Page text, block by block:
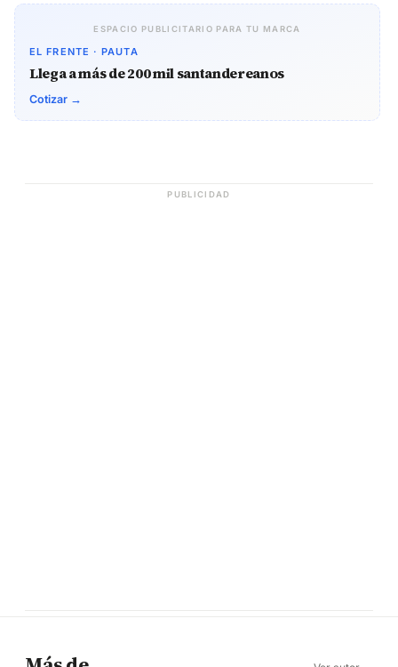
ESPACIO PUBLICITARIO PARA TU MARCA
EL FRENTE · PAUTA
Llega a más de 200 mil santandereanos
Cotizar →
PUBLICIDAD